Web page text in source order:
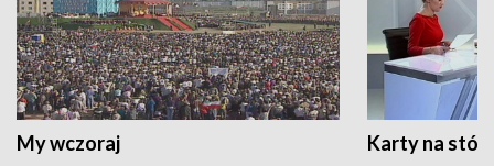
My wczoraj Karty na